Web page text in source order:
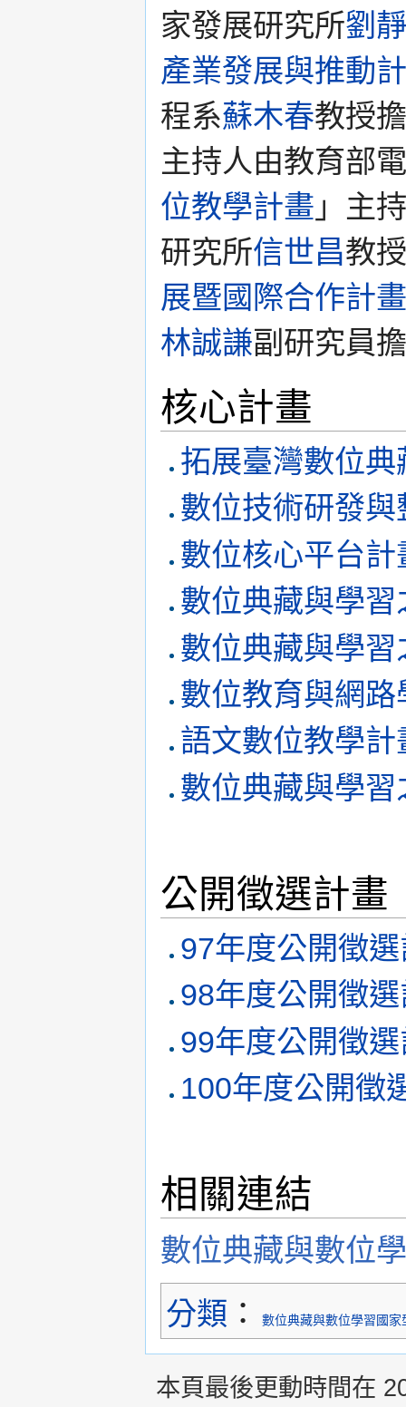
家發展研究所劉
產業發展與推動
程系蘇木春教授
主持人由教育部
位教學計畫 」主
研究所信世昌教
展暨國際合作計畫
林誠謙副研究員
核心計畫
拓展臺灣數位典
數位技術研發與
數位核心平台計
數位典藏與學
數位典藏與學
數位教育與網路
語文數位教學計
數位典藏與學
公開徵選計畫
97年度公開徵
98年度公開徵
99年度公開徵
100年度公開徵
相關連結
數位典藏與數位
分類 ： 數位典藏與數位學習國家
本頁最後更動時間在